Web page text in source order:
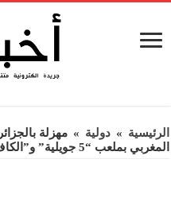
الرئيسية » دولية » مهزلة
المغربي بملعب “5 جويلية” و”الكاف” يتخذ قرارا صارما (صورة)